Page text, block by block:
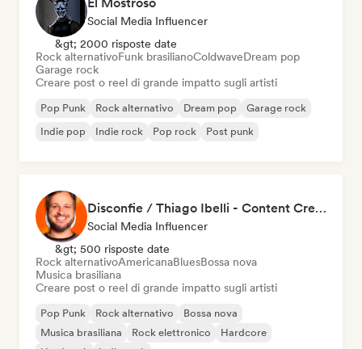
Social Media Influencer
&gt; 2000 risposte date
Rock alternativoFunk brasilianoColdwaveDream pop
Garage rock
Creare post o reel di grande impatto sugli artisti
Pop Punk Rock alternativo Dream pop
Garage rock
Indie pop
Indie rock Pop rock Post punk
Disconfie / Thiago Ibelli - Content Creator
Social Media Influencer
&gt; 500 risposte date
Rock alternativoAmericanaBluesBossa nova
Musica brasiliana
Creare post o reel di grande impatto sugli artisti
Pop Punk Rock alternativo
Bossa nova
Musica brasiliana
Rock elettronico
Hardcore